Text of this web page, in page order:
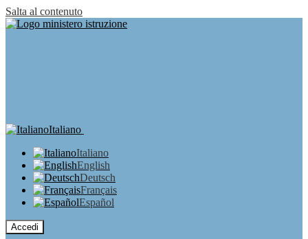
Salta al contenuto
Italiano
Italiano
English
Deutsch
Français
Español
Accedi